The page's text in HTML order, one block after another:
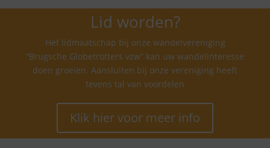
Lid worden?
Het lidmaatschap bij onze wandelvereniging
“Brugsche Globetrotters vzw” kan uw wandelinteresse
doen groeien. Aansluiten bij onze vereniging heeft
tevens tal van voordelen
Klik hier voor meer info